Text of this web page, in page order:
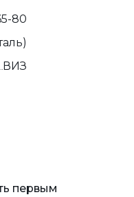
80
ВИЗ
первым